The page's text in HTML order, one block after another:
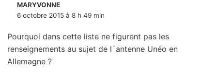
MARYVONNE
6 octobre 2015 à 8 h 49 min
Pourquoi dans cette liste ne figurent pas les
renseignements au sujet de l´antenne Unéo en
Allemagne ?